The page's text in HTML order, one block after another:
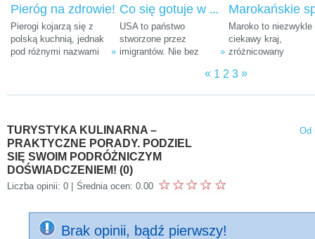
jedzenia. Tym razem
Danilo Porto de Sousa
zgodził się zdradzić
tajniki swojej rodzimej,
brazylijskiej kuchni.
rozstawione pod każdym
ważniejszym
habsburskim zabytkiem,
przyciągały masy
Austriaków, a także wielu
Pieróg na zdrowie!
Pierogi kojarzą się z
polską kuchnią, jednak
pod różnymi nazwami
»
Co się gotuje w amerykańskim tyglu? (część 1)
USA to państwo
stworzone przez
imigrantów. Nie bez
tyglem kultur. Można tu
kuchni, ile narodów.
Każda próbuje zachować
swoją odrębność. Fuzja
jest jednak nieunikniona.
»
Maroko to niezwykle
ciekawy kraj,
zróżnicowany
Obszar pomiędzy
plemiona Berberów,
« 1 2 3 »
TURYSTYKA KULINARNA –
PRAKTYCZNE PORADY. PODZIEL
SIĘ SWOIM PODRÓŻNICZYM
DOŚWIADCZENIEM! (0)
Od
Liczba opinii: 0 | Średnia ocen: 0.00
Brak opinii, bądź pierwszy!